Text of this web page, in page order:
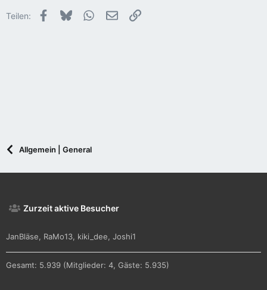
o
Teilen: Facebook
Bluesky WhatsApp
E-MailLink
Allgemein | General
Zurzeit aktive Besucher
JanBläse RaMo13 kiki_dee Joshi1
Gesamt: 5.939 (Mitglieder: 4, Gäste: 5.935)